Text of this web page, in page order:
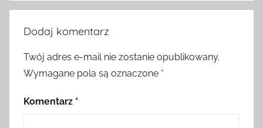
Dodaj komentarz
Twój adres e-mail nie zostanie opublikowany.
Wymagane pola są oznaczone *
Komentarz *